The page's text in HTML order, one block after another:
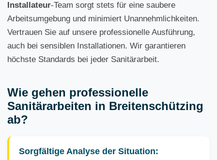
Installateur-Team sorgt stets für eine saubere
Arbeitsumgebung und minimiert Unannehmlichkeiten.
Vertrauen Sie auf unsere professionelle Ausführung,
auch bei sensiblen Installationen. Wir garantieren
höchste Standards bei jeder Sanitärarbeit.
Wie gehen professionelle
Sanitärarbeiten in Breitenschützing
ab?
Sorgfältige Analyse der Situation: